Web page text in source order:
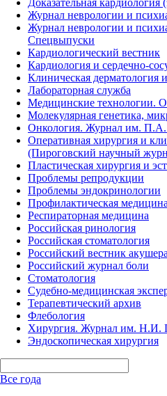
Доказательная кардиология
Журнал неврологии и
Журнал неврологии и
Спецвыпуски
Кардиологический вестник
Кардиология и сердечно-
Клиническая дерматология
Лабораторная служба
Медицинские технологии.
Молекулярная генетика,
Онкология. Журнал им. П.А.
Оперативная хирургия и
(Пироговский научный
Пластическая хирургия и
Проблемы репродукции
Проблемы эндокринологии
Профилактическая медицина
Респираторная медицина
Российская ринология
Российская стоматология
Российский вестник
Российский журнал боли
Стоматология
Судебно-медицинская
Терапевтический архив
Флебология
Хирургия. Журнал им. Н.И.
Эндоскопическая хирургия
Все года